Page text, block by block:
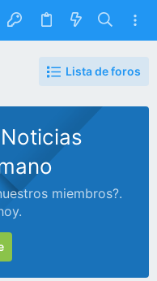
Lista de foros
miembros?.